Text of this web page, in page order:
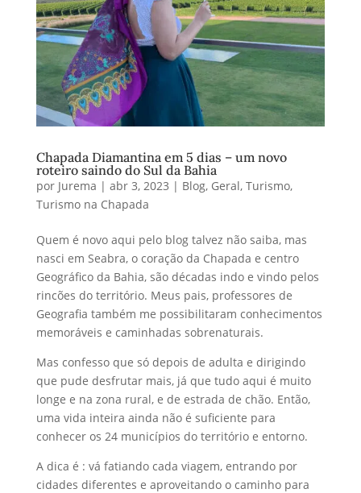
Chapada Diamantina em 5 dias – um novo
roteiro saindo do Sul da Bahia
por Jurema | abr 3, 2023 | Blog, Geral, Turismo,
Turismo na Chapada
Quem é novo aqui pelo blog talvez não saiba, mas
nasci em Seabra, o coração da Chapada e centro
Geográfico da Bahia, são décadas indo e vindo pelos
rincões do território. Meus pais, professores de
Geografia também me possibilitaram conhecimentos
memoráveis e caminhadas sobrenaturais.
Mas confesso que só depois de adulta e dirigindo
que pude desfrutar mais, já que tudo aqui é muito
longe e na zona rural, e de estrada de chão. Então,
uma vida inteira ainda não é suficiente para
conhecer os 24 municípios do território e entorno.
A dica é : vá fatiando cada viagem, entrando por
cidades diferentes e aproveitando o caminho para